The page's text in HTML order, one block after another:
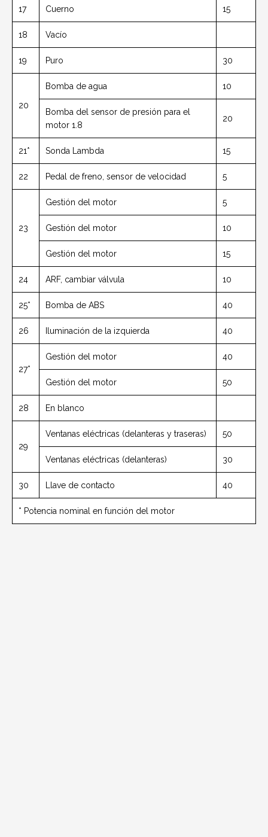
17 Cuerno 15
18 Vacío
19 Puro 30
20
Bomba de agua 10
Bomba del sensor de presión para el
motor 1.8
20
21* Sonda Lambda 15
22 Pedal de freno, sensor de velocidad 5
23
Gestión del motor 5
Gestión del motor 10
Gestión del motor 15
24 ARF, cambiar válvula 10
25* Bomba de ABS 40
26 Iluminación de la izquierda 40
27*
Gestión del motor 40
Gestión del motor 50
28 En blanco
29
Ventanas eléctricas (delanteras y traseras) 50
Ventanas eléctricas (delanteras) 30
30 Llave de contacto 40
* Potencia nominal en función del motor